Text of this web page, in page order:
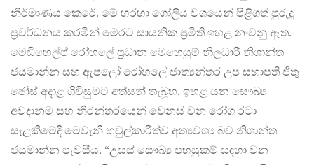
නිර්මාණය කෙරේ. මේ හරහා ගෝලීය වශයෙන් පිළිගත් පුරුදු
ප්‍රවර්ධනය කරමින් මෙරට සායනික ප්‍රමිති ඉහළ නංවනු ඇත.
මෙඩිහෙල්ප් රෝහලේ ප්‍රධාන මෙහෙයුම් නිලධාරී නිශාන්ත
ජයමාන්න සහ ඇපලෝ රෝහලේ ජාත්‍යන්තර උප සභාපති ජිතු
ජෝස් අදාළ ගිවිසුමට අත්සන් තැබූහ. ඉහළ යන සෞඛ්‍ය
අවදානම සහ නිරන්තරයෙන් වෙනස් වන රෝග රටා
සැළකීමේදී මෙවැනි හවුල්කාරිත්ව අත්‍යවශ්‍ය බව නිශාන්ත
ජයමාන්න පැවසීය. “උසස් සෞඛ්‍ය පහසුකම් සඳහා වන